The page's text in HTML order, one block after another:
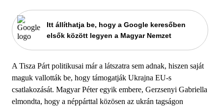
Itt állíthatja be, hogy a Google keresőben
elsők között legyen a Magyar Nemzet
A Tisza Párt politikusai már a látszatra sem adnak, hiszen saját
maguk vallották be, hogy támogatják Ukrajna EU-s
csatlakozását. Magyar Péter egyik embere, Gerzsenyi Gabriella
elmondta, hogy a néppárttal közösen az ukrán tagságon